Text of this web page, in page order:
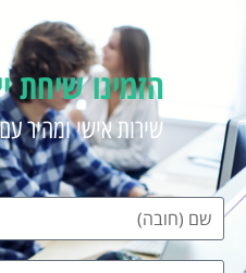
הזמינו שיחת
שירות אישי ומהיר